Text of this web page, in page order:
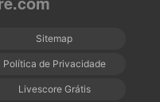
Sitemap
Política de Privacidade
Livescore Grátis